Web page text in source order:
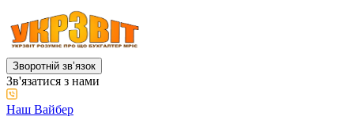
Зворотній звʼязок
Зв'язатися з нами
Наш Вайбер